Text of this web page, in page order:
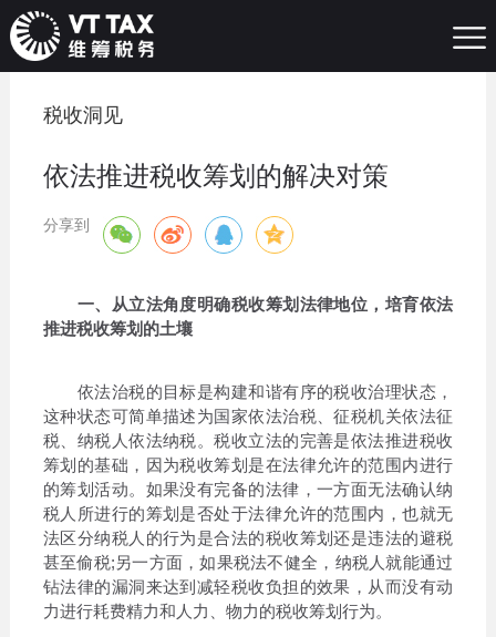
税收洞见
依法推进税收筹划的解决对策
分享到
一、从立法角度明确税收筹划法律地位，培育依法
推进税收筹划的土壤
依法治税的目标是构建和谐有序的税收治理状态，
这种状态可简单描述为国家依法治税、征税机关依法征
税、纳税人依法纳税。税收立法的完善是依法推进税收
筹划的基础，因为税收筹划是在法律允许的范围内进行
的筹划活动。如果没有完备的法律，一方面无法确认纳
税人所进行的筹划是否处于法律允许的范围内，也就无
法区分纳税人的行为是合法的税收筹划还是违法的避税
甚至偷税;另一方面，如果税法不健全，纳税人就能通过
钻法律的漏洞来达到减轻税收负担的效果，从而没有动
力进行耗费精力和人力、物力的税收筹划行为。